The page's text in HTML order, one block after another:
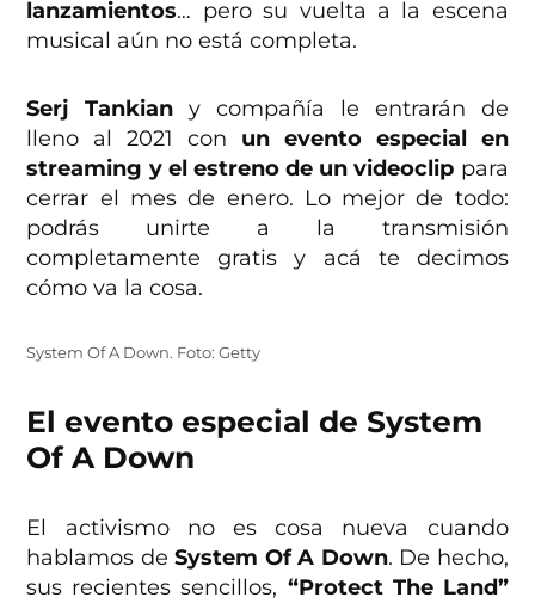
lanzamientos… pero su vuelta a la escena
musical aún no está completa.
Serj Tankian y compañía le entrarán de
lleno al 2021 con un evento especial en
streaming y el estreno de un videoclip para
cerrar el mes de enero. Lo mejor de todo:
podrás unirte a la transmisión
completamente gratis y acá te decimos
cómo va la cosa.
System Of A Down. Foto: Getty
El evento especial de System
Of A Down
El activismo no es cosa nueva cuando
hablamos de System Of A Down. De hecho,
sus recientes sencillos, “Protect The Land”